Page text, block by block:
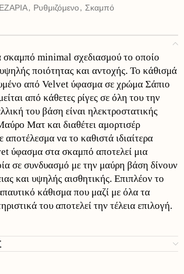
, Ρυθμιζόμενο, Σκαμπό
σκαμπό minimal σχεδιασμού το οποίο
υψηλής ποιότητας και αντοχής. Το κάθισμά
από Velvet ύφασμα σε χρώμα Σάπιο
από κάθετες ρίγες σε όλη του την
του βάση είναι ηλεκτροστατικής
Ματ και διαθέτει αμορτισέρ
αποτέλεσμα να το καθιστά ιδιαίτερα
ύφασμα στα σκαμπό αποτελεί μια
σε συνδυασμό με την μαύρη βάση δίνουν
και υψηλής αισθητικής. Επιπλέον το
κάθισμα που μαζί με όλα τα
του αποτελεί την τέλεια επιλογή.